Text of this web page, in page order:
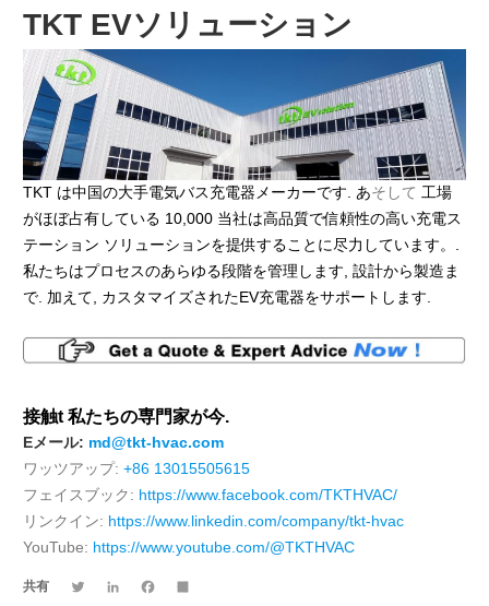
TKT EVソリューション
TKT は中国の大手電気バス充電器メーカーです. あそして 工場
がほぼ占有している 10,000 当社は高品質で信頼性の高い充電ス
テーション ソリューションを提供することに尽力しています。.
私たちはプロセスのあらゆる段階を管理します, 設計から製造ま
で. 加えて, カスタマイズされたEV充電器をサポートします.
接触t 私たちの専門家が今.
Eメール: md@tkt-hvac.com
ワッツアップ: +86 13015505615
フェイスブック: https://www.facebook.com/TKTHVAC/
リンクイン: https://www.linkedin.com/company/tkt-hvac
YouTube: https://www.youtube.com/@TKTHVAC
共有 Twitter LinkedIn Facebook